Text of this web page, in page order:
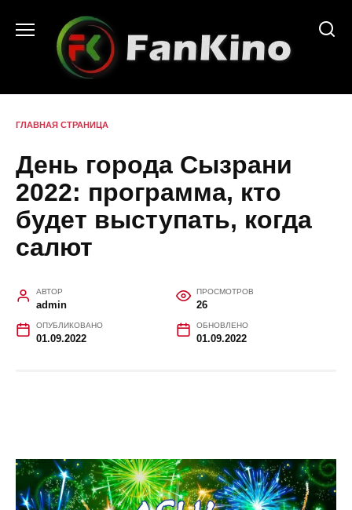
содержанию
ГЛАВНАЯ СТРАНИЦА
День города Сызрани
2022: программа, кто
будет выступать, когда
салют
АВТОР
admin
ПРОСМОТРОВ
26
ОПУБЛИКОВАНО
01.09.2022
ОБНОВЛЕНО
01.09.2022